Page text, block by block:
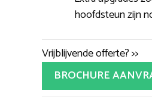
hoofdsteun zijn
Vrijblijvende offerte? >>
BROCHURE